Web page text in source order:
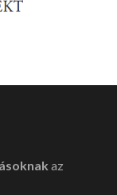
az